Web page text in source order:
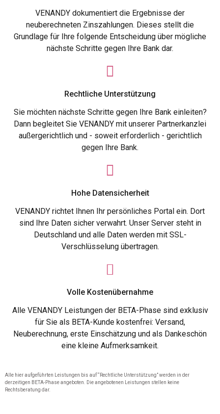
VENANDY dokumentiert die Ergebnisse der
neuberechneten Zinszahlungen. Dieses stellt die
Grundlage für Ihre folgende Entscheidung über mögliche
nächste Schritte gegen Ihre Bank dar.
Rechtliche Unterstützung
Sie möchten nächste Schritte gegen Ihre Bank einleiten?
Dann begleitet Sie VENANDY mit unserer Partnerkanzlei
außergerichtlich und - soweit erforderlich - gerichtlich
gegen Ihre Bank.
Hohe Datensicherheit
VENANDY richtet Ihnen Ihr persönliches Portal ein. Dort
sind Ihre Daten sicher verwahrt. Unser Server steht in
Deutschland und alle Daten werden mit SSL-
Verschlüsselung übertragen.
Volle Kostenübernahme
Alle VENANDY Leistungen der BETA-Phase sind exklusiv
für Sie als BETA-Kunde kostenfrei: Versand,
Neuberechnung, erste Einschätzung und als Dankeschön
eine kleine Aufmerksamkeit.
Alle hier aufgeführten Leistungen bis auf “Rechtliche Unterstützung” werden in der
derzeitigen BETA-Phase angeboten. Die angebotenen Leistungen stellen keine
Rechtsberatung dar.